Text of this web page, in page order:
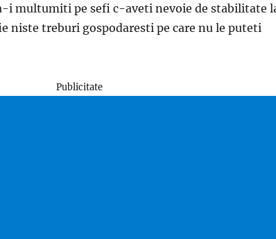
i multumiti pe sefi c-aveti nevoie de stabilitate
niste treburi gospodaresti pe care nu le puteti
Publicitate